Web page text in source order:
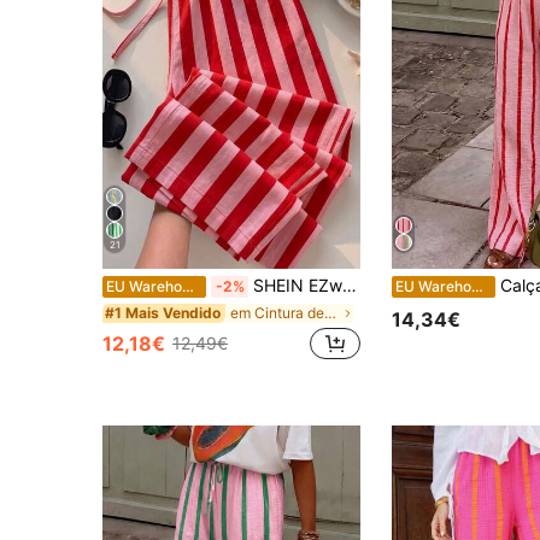
21
EU Warehouse -2% SHEIN EZwear Calças femininas casuais de perna reta com laço na cintura, calças compridas às riscas coloridas, estilo urbano, adequadas para deslocações diárias, encontros, festas, outono/inverno/primavera/verão, Natal, Ano Novo, Ação de Graças, festa, casamento, praia, cerimónia de graduação, moda, elegantes, casuais, passeios, encontros, compromissos, deslocações
#1 Mais Vendido em Cintura de saco de papel Calças Femininas
12,18€ 12,49€
EU Warehouse Calças femininas boémias com riscas cor-de-rosa e perna larga, leves e fluidas, para praia, roupa de férias de verão,
14,34€